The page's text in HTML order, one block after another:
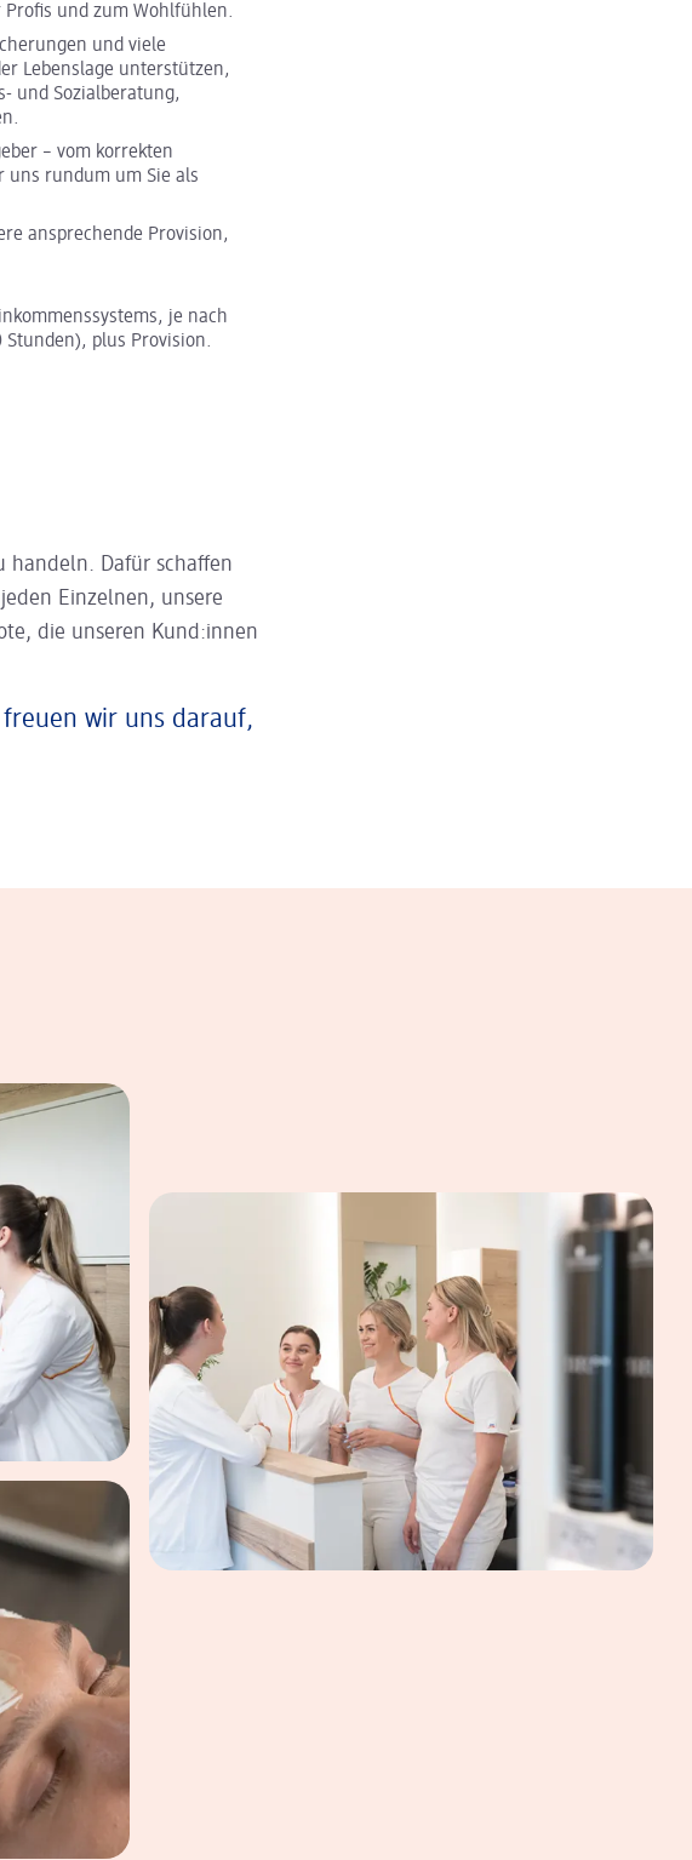
und zum Wohlfühlen.
und viele
Lebenslage unterstützen,
und Sozialberatung,
– vom korrekten
uns rundum um Sie als
ansprechende Provision,
je nach
Stunden), plus Provision.
handeln. Dafür schaffen
Einzelnen, unsere
die unseren Kund:innen
wir uns darauf,